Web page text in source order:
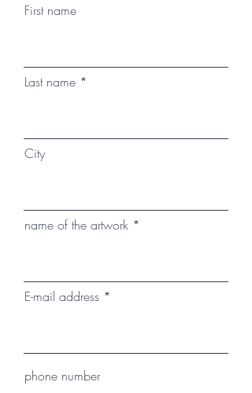
First name
Last name
City
name of the artwork
E-mail address
phone number